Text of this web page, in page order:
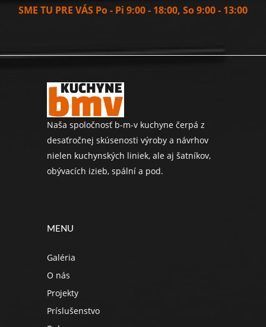
SME TU PRE VÁS Po - Pi 9:00 - 18:00, So 9:00 - 13:00
Naša spoločnosť b-m-v kuchyne čerpá z
desaťročnej skúsenosti výroby a návrhov
nielen kuchynských liniek, ale aj šatníkov,
obývacích izieb, spální a pod.
MENU
Galéria
O nás
Projekty
Príslušenstvo